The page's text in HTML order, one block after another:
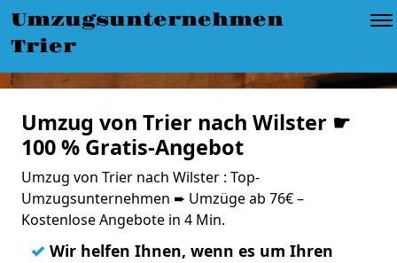
Umzugsunternehmen
Trier
Umzug von Trier nach Wilster ☛
100 % Gratis-Angebot
Umzug von Trier nach Wilster : Top-
Umzugsunternehmen ➨ Umzüge ab 76€ –
Kostenlose Angebote in 4 Min.
✓ Wir helfen Ihnen, wenn es um Ihren